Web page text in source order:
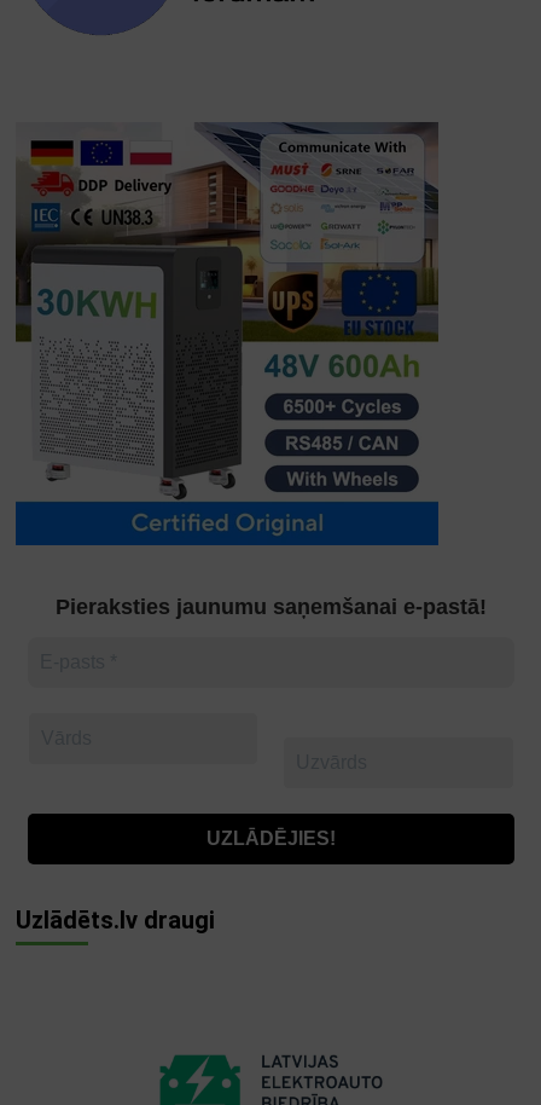
Pieraksties jaunumu saņemšanai e-pastā!
Uzlādēts.lv draugi